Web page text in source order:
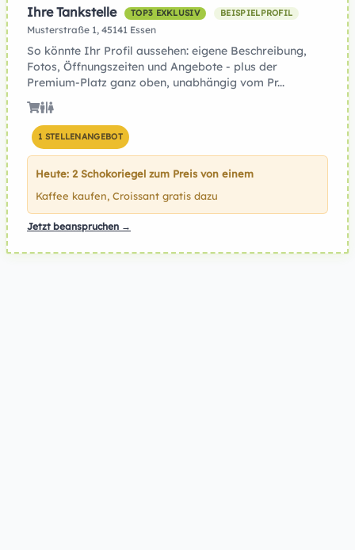
Ihre Tankstelle TOP3 EXKLUSIV BEISPIELPROFIL
Musterstraße 1, 45141 Essen
So könnte Ihr Profil aussehen: eigene Beschreibung,
Fotos, Öffnungszeiten und Angebote - plus der
Premium-Platz ganz oben, unabhängig vom Pr...
1 STELLENANGEBOT
Heute: 2 Schokoriegel zum Preis von einem
Kaffee kaufen, Croissant gratis dazu
Jetzt beanspruchen →